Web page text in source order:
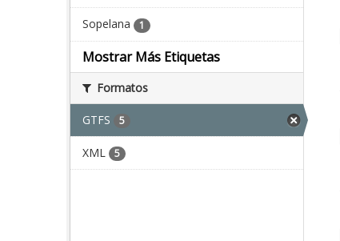
Sopelana 1
Mostrar Más Etiquetas
Formatos
GTFS 5
XML 5